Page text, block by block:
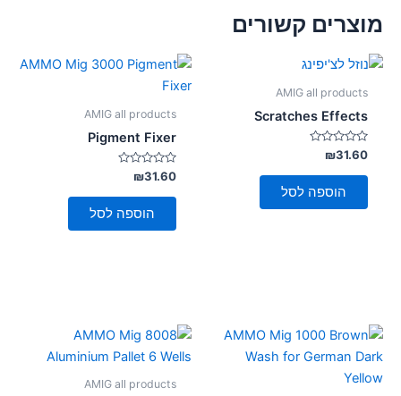
מוצרים קשורים
AMIG all products
Scratches Effects
דורג
0
מתוך
₪31.60
הוספה לסל
AMIG all products
Pigment Fixer
דורג
0
מתוך
₪31.60
הוספה לסל
AMIG all products